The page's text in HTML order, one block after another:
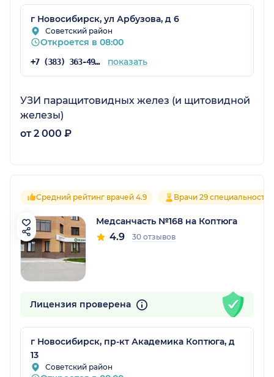
г Новосибирск, ул Арбузова, д 6
Советский район
Откроется в 08:00
+7 (383) 363-49-50 показать
УЗИ паращитовидных желез (и щитовидной
железы)
от 2 000 ₽
Средний рейтинг врачей 4.9 Врачи 29 специальностей
Медсанчасть №168 на Коптюга
4.9 30 отзывов
Лицензия проверена
г Новосибирск, пр-кт Академика Коптюга, д
13
Советский район